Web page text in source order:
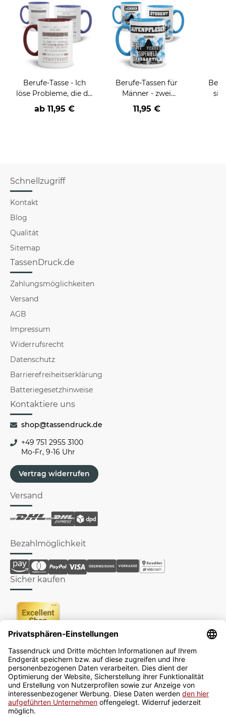
Berufe-Tasse - Ich
löse Probleme, die du
nicht verstehst -
verschiedene Berufe
ab 11,95 €
Berufe-Tassen für
Männer - zwei
Farbvarianten
11,95 €
Schnellzugriff
Kontakt
Blog
Qualität
Sitemap
TassenDruck.de
Zahlungsmöglichkeiten
Versand
AGB
Impressum
Widerrufsrecht
Datenschutz
Barrierefreiheitserklärung
Batteriegesetzhinweise
Kontaktiere uns
shop@tassendruck.de
+49 751 2955 3100
Mo-Fr, 9-16 Uhr
Vertrag widerrufen
Versand
Bezahlmöglichkeit
Sicher kaufen
Newsletter